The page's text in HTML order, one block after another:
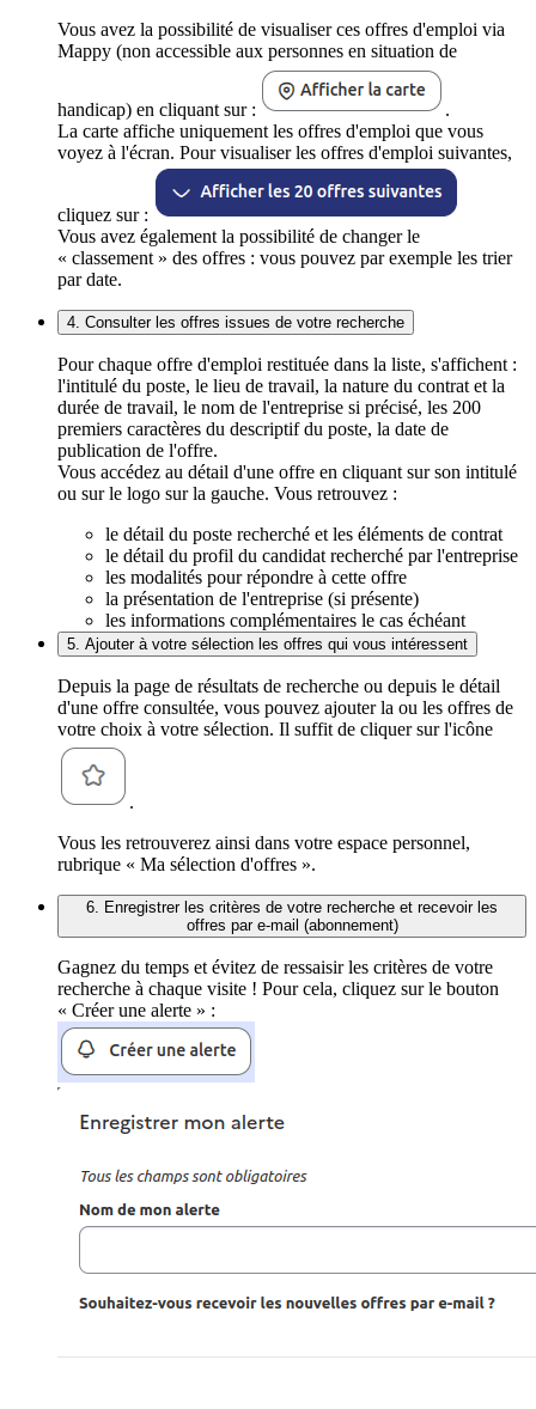
Vous avez la possibilité de visualiser ces offres d'emploi via
Mappy (non accessible aux personnes en situation de
handicap) en cliquant sur :
.
La carte affiche uniquement les offres d'emploi que vous
voyez à l'écran. Pour visualiser les offres d'emploi suivantes,
cliquez sur :
Vous avez également la possibilité de changer le
« classement » des offres : vous pouvez par exemple les trier
par date.
4. Consulter les offres issues de votre recherche
Pour chaque offre d'emploi restituée dans la liste, s'affichent :
l'intitulé du poste, le lieu de travail, la nature du contrat et la
durée de travail, le nom de l'entreprise si précisé, les 200
premiers caractères du descriptif du poste, la date de
publication de l'offre.
Vous accédez au détail d'une offre en cliquant sur son intitulé
ou sur le logo sur la gauche. Vous retrouvez :
le détail du poste recherché et les éléments de contrat
le détail du profil du candidat recherché par l'entreprise
les modalités pour répondre à cette offre
la présentation de l'entreprise (si présente)
les informations complémentaires le cas échéant
5. Ajouter à votre sélection les offres qui vous intéressent
Depuis la page de résultats de recherche ou depuis le détail
d'une offre consultée, vous pouvez ajouter la ou les offres de
votre choix à votre sélection. Il suffit de cliquer sur l'icône
.
Vous les retrouverez ainsi dans votre espace personnel,
rubrique « Ma sélection d'offres ».
6. Enregistrer les critères de votre recherche et recevoir les
offres par e-mail (abonnement)
Gagnez du temps et évitez de ressaisir les critères de votre
recherche à chaque visite ! Pour cela, cliquez sur le bouton
« Créer une alerte » :